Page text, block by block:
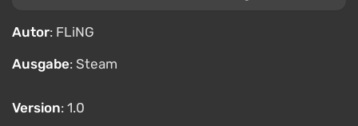
Autor: FLiNG
Ausgabe: Steam
Version: 1.0